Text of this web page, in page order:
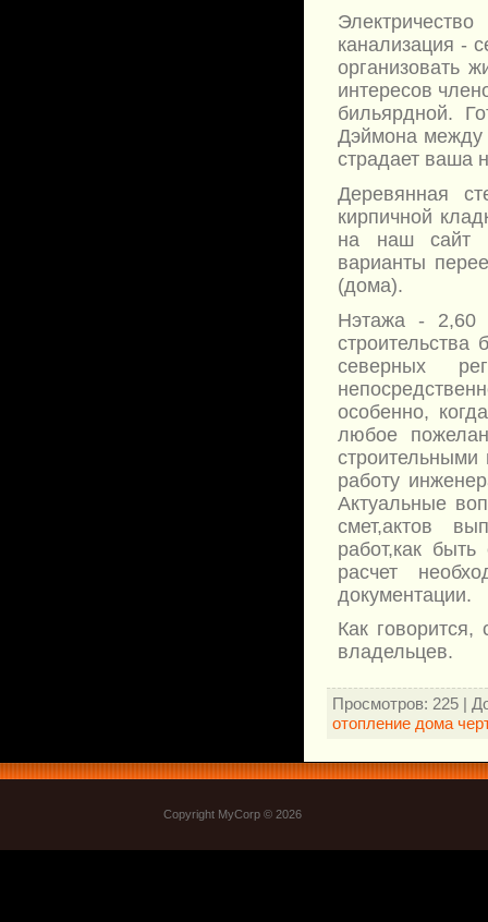
канализация -
организовать
интересов
бильярдной.
Дэймона между
страдает ваша
Деревянная
кирпичной
на наш сайт
варианты
(дома).
Нэтажа - 2,60
строительства
северных
особенно,
любое
работу
Актуальные
смет,актов
работ,как
расчет
документации.
Как
владельцев.
Просмотров: 225 |
отопление дома
Copyright MyCorp © 2026